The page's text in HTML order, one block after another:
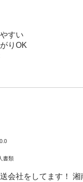
すい
りOK
0.0
書類
会社をしてます！ 湘